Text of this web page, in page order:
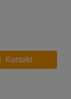
Kontakt